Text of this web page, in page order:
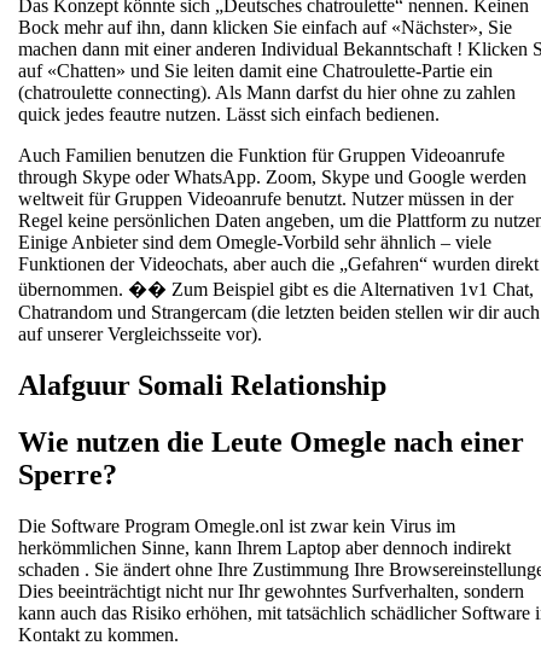
Das Konzept könnte sich „Deutsches chatroulette“ nennen. Keinen
Bock mehr auf ihn, dann klicken Sie einfach auf «Nächster», Sie
machen dann mit einer anderen Individual Bekanntschaft ! Klicken
auf «Chatten» und Sie leiten damit eine Chatroulette-Partie ein
(chatroulette connecting). Als Mann darfst du hier ohne zu zahlen
quick jedes feautre nutzen. Lässt sich einfach bedienen.
Auch Familien benutzen die Funktion für Gruppen Videoanrufe
through Skype oder WhatsApp. Zoom, Skype und Google werden
weltweit für Gruppen Videoanrufe benutzt. Nutzer müssen in der
Regel keine persönlichen Daten angeben, um die Plattform zu
Einige Anbieter sind dem Omegle-Vorbild sehr ähnlich – viele
Funktionen der Videochats, aber auch die „Gefahren“ wurden direkt
übernommen. �� Zum Beispiel gibt es die Alternativen 1v1 Chat,
Chatrandom und Strangercam (die letzten beiden stellen wir dir auch
auf unserer Vergleichsseite vor).
Alafguur Somali Relationship
Wie nutzen die Leute Omegle nach einer
Sperre?
Die Software Program Omegle.onl ist zwar kein Virus im
herkömmlichen Sinne, kann Ihrem Laptop aber dennoch indirekt
schaden . Sie ändert ohne Ihre Zustimmung Ihre
Dies beeinträchtigt nicht nur Ihr gewohntes Surfverhalten, sondern
kann auch das Risiko erhöhen, mit tatsächlich schädlicher Software
Kontakt zu kommen.